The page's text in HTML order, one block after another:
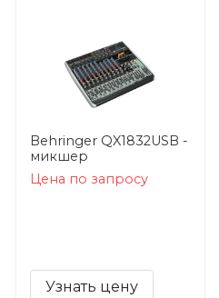
Behringer QX1832USB -
микшер
Цена по запросу
Узнать цену